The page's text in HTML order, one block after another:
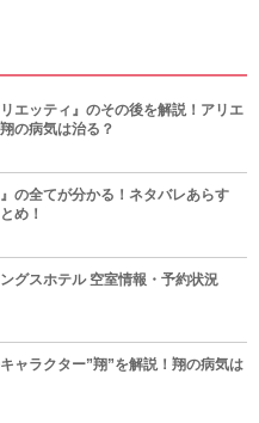
エッティ』のその後を解説！アリエ
の病気は治る？
の全てが分かる！ネタバレあらす
め！
グスホテル 空室情報・予約状況
ャラクター”翔”を解説！翔の病気は